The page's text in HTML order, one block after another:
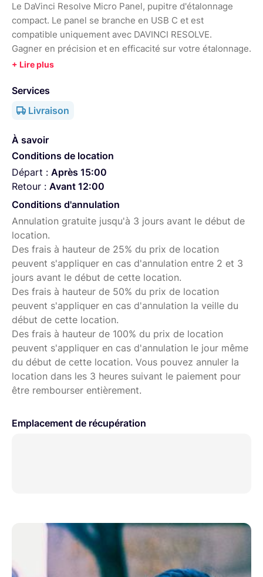
Le DaVinci Resolve Micro Panel, pupitre d'étalonnage
compact. Le panel se branche en USB C et est
compatible uniquement avec DAVINCI RESOLVE.
Gagner en précision et en efficacité sur votre étalonnage.
Services
Livraison
À savoir
Conditions de location
Départ : Après 15:00
Retour : Avant 12:00
Conditions d'annulation
Annulation gratuite jusqu'à 3 jours avant le début de
location.
Des frais à hauteur de 25% du prix de location
peuvent s'appliquer en cas d'annulation entre 2 et 3
jours avant le début de cette location.
Des frais à hauteur de 50% du prix de location
peuvent s'appliquer en cas d'annulation la veille du
début de cette location.
Des frais à hauteur de 100% du prix de location
peuvent s'appliquer en cas d'annulation le jour même
du début de cette location. Vous pouvez annuler la
location dans les 3 heures suivant le paiement pour
être rembourser entièrement.
Emplacement de récupération